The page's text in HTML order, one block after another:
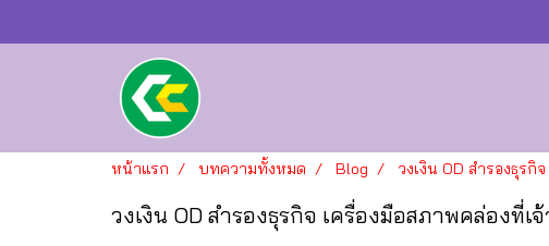
หน้าแรก บทความทั้งหมด Blog วงเงิน OD สำรองธุร
วงเงิน OD สำรองธุรกิจ เครื่องมือสภาพคล่องที่